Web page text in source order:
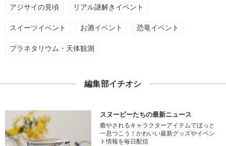
アジサイの見頃 リアル謎解きイベント
スイーツイベント お酒イベント 恐竜イベント
プラネタリウム・天体観測
編集部イチオシ
スヌーピーたちの最新ニュース
癒やされるキャラクターアイテムでほっと
一息つこう！かわいい最新グッズやイベン
ト情報を毎日配信